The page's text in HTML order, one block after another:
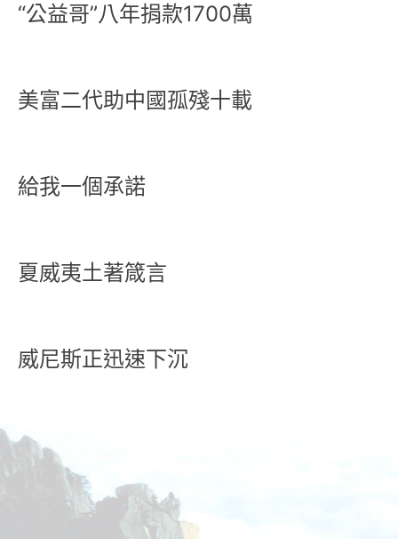
“公益哥”八年捐款1700萬
美富二代助中國孤殘十載
給我一個承諾
夏威夷土著箴言
威尼斯正迅速下沉